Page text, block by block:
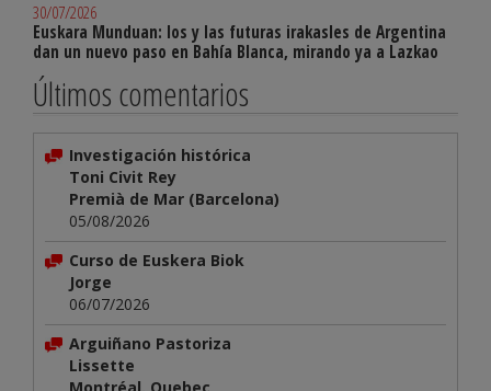
30/07/2026
Euskara Munduan: los y las futuras irakasles de Argentina
dan un nuevo paso en Bahía Blanca, mirando ya a Lazkao
Últimos comentarios
Investigación histórica
Toni Civit Rey
Premià de Mar (Barcelona)
05/08/2026
Curso de Euskera Biok
Jorge
06/07/2026
Arguiñano Pastoriza
Lissette